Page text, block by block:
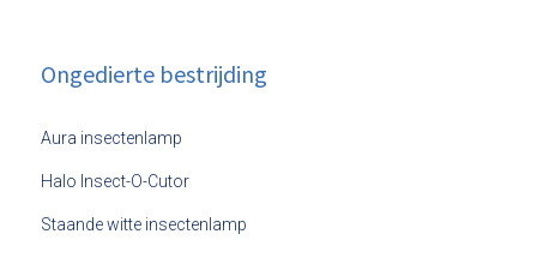
Ongedierte bestrijding
Aura insectenlamp
Halo Insect-O-Cutor
Staande witte insectenlamp